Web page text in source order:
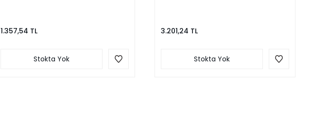
1.357,54 TL
Stokta Yok
3.201,24 TL
Stokta Yok